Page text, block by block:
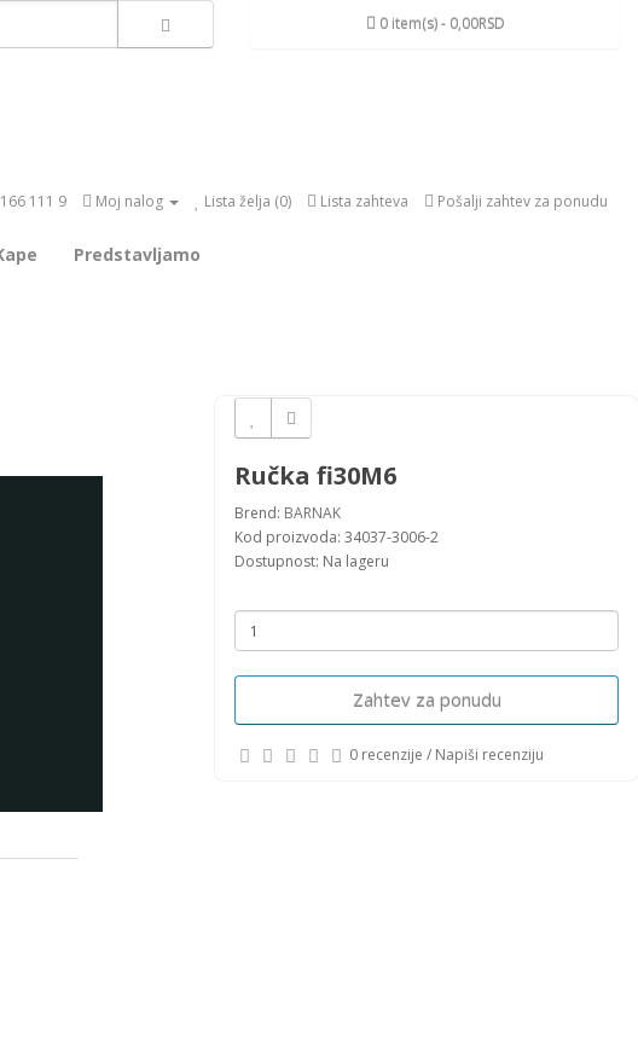
0 item(s) - 0,00RSD
111 9 Moj nalog Lista želja (0) Lista zahteva Pošalji zahtev za ponudu
Predstavljamo
Ručka fi30M6
Brend: BARNAK
Kod proizvoda: 34037-3006-2
Dostupnost: Na lageru
Zahtev za ponudu
0 recenzije / Napiši recenziju